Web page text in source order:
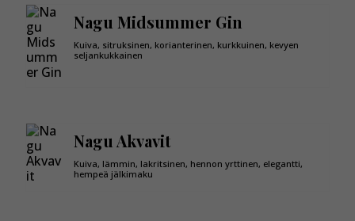
Nagu Midsummer Gin
Kuiva, sitruksinen, korianterinen, kurkkuinen, kevyen
seljankukkainen
Nagu Akvavit
Kuiva, lämmin, lakritsinen, hennon yrttinen, elegantti,
hempeä jälkimaku